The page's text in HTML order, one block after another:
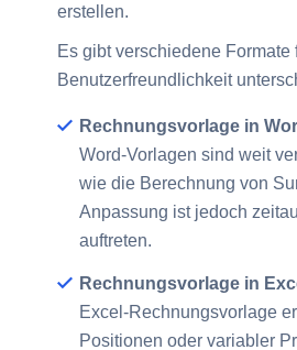
erstellen.
Es gibt verschiedene
Benutzerfreundlichkeit
Rechnungsvorlage in
Word-Vorlagen sind weit
wie die Berechnung von
Anpassung ist jedoch
auftreten.
Rechnungsvorlage in
Excel-Rechnungsvorlage
Positionen oder variabler